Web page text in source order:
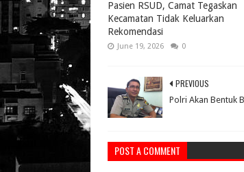
Pasien RSUD, Camat Tegaskan
Kecamatan Tidak Keluarkan
Rekomendasi
June 19, 2026 0
PREVIOUS
Polri Akan Bentuk
POST A COMMENT